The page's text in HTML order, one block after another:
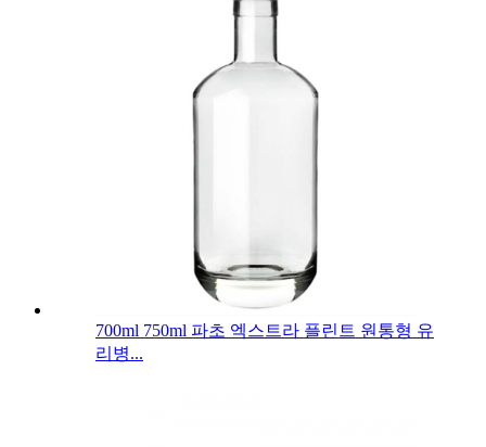
700ml 750ml 파초 엑스트라 플린트 원통형 유
리병...